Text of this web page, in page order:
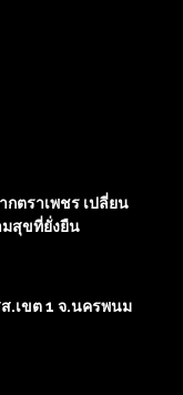
กตราเพชร เปลี่ยน
สุขที่ยั่งยืน
.เขต 1 จ.นครพนม